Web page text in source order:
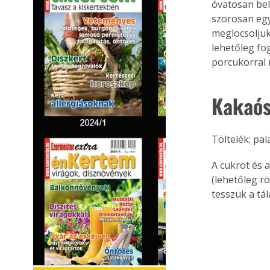
óvatosan
szorosan
lehetőleg
porcukorral
Töltelék:
A cukrot és
(lehetőleg
tesszük a